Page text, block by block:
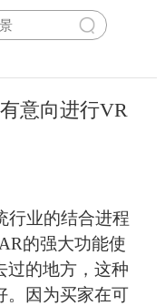
意向进行VR
行业的结合进程
的强大功能使
过的地方，这种
。因为买家在可